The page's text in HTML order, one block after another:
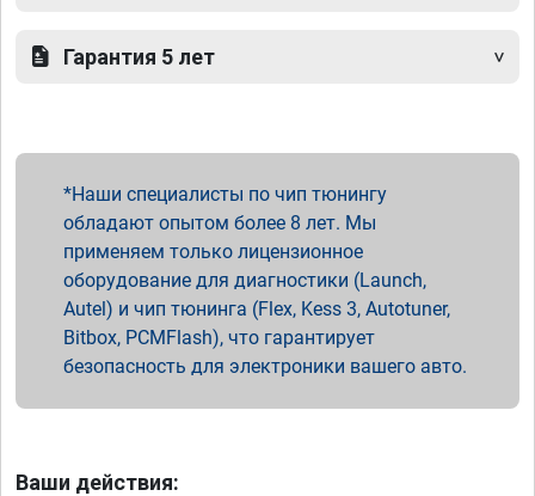
Гарантия 5 лет
Наши специалисты по чип тюнингу
обладают опытом более 8 лет. Мы
применяем только лицензионное
оборудование для диагностики (Launch,
Autel) и чип тюнинга (Flex, Kess 3, Autotuner,
Bitbox, PCMFlash), что гарантирует
безопасность для электроники вашего авто.
Ваши действия: